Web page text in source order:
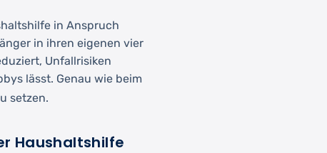
in Anspruch
in ihren eigenen vier
Unfallrisiken
lässt. Genau wie beim
setzen.
Haushaltshilfe